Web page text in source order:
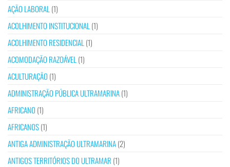
AÇÃO LABORAL (1)
ACOLHIMENTO INSTITUCIONAL (1)
ACOLHIMENTO RESIDENCIAL (1)
ACOMODAÇÃO RAZOÁVEL (1)
ACULTURAÇÃO (1)
ADMINISTRAÇÃO PÚBLICA ULTRAMARINA(1)
AFRICANO (1)
AFRICANOS(1)
ANTIGA ADMINISTRAÇÃO ULTRAMARINA(2)
ANTIGOS TERRITÓRIOS DO ULTRAMAR (1)